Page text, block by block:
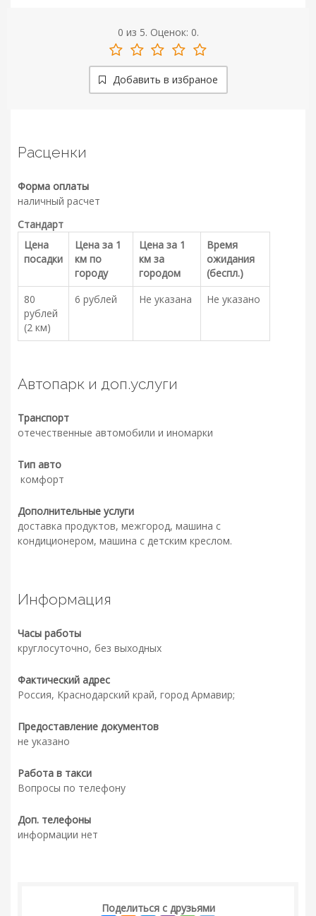
0 из 5. Оценок: 0.
Добавить в избраное
Расценки
Форма оплаты
наличный расчет
Стандарт
Цена
посадки
Цена за 1
км по
городу
Цена за 1
км за
городом
Время
ожидания
(беспл.)
80
рублей
(2 км)
6 рублей Не указана Не указано
Автопарк и доп.услуги
Транспорт
отечественные автомобили и иномарки
Тип авто
комфорт
Дополнительные услуги
доставка продуктов, межгород, машина с
кондиционером, машина с детским креслом.
Информация
Часы работы
круглосуточно, без выходных
Фактический адрес
Россия, Краснодарский край, город Армавир;
Предоставление документов
не указано
Работа в такси
Вопросы по телефону
Доп. телефоны
информации нет
Поделиться с друзьями